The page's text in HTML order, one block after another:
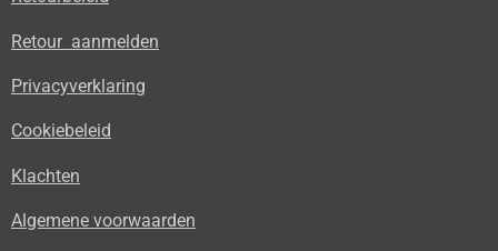
Retour aanmelden
Privacyverklaring
Cookiebeleid
Klachten
Algemene voorwaarden